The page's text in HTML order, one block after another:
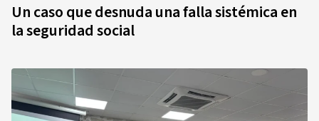
Un caso que desnuda una falla sistémica en
la seguridad social